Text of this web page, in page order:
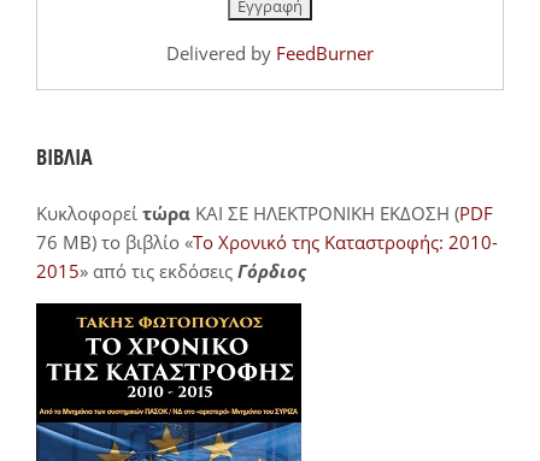
Delivered by FeedBurner
ΒΙΒΛΙΑ
Κυκλοφορεί τώρα ΚΑΙ ΣΕ ΗΛΕΚΤΡΟΝΙΚΗ ΕΚΔΟΣΗ (PDF
76 MB) το βιβλίο «Το Χρονικό της Καταστροφής: 2010-
2015» από τις εκδόσεις Γόρδιος